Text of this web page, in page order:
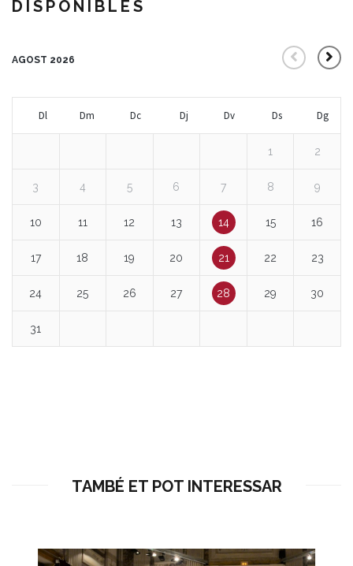
DISPONIBLES
AGOST 2026
Dl Dm Dc Dj Dv Ds Dg
1 2
3 4 5 6 7 8 9
10 11 12 13 14 15 16
17 18 19 20 21 22 23
24 25 26 27 28 29 30
31
TAMBÉ ET POT INTERESSAR